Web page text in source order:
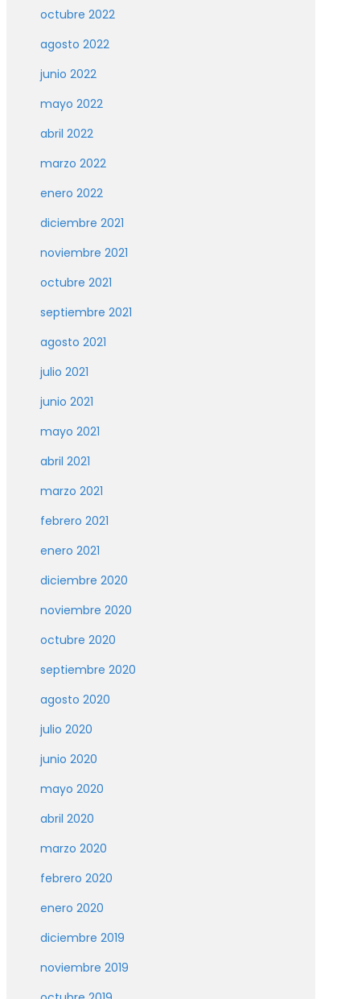
octubre 2022
agosto 2022
junio 2022
mayo 2022
abril 2022
marzo 2022
enero 2022
diciembre 2021
noviembre 2021
octubre 2021
septiembre 2021
agosto 2021
julio 2021
junio 2021
mayo 2021
abril 2021
marzo 2021
febrero 2021
enero 2021
diciembre 2020
noviembre 2020
octubre 2020
septiembre 2020
agosto 2020
julio 2020
junio 2020
mayo 2020
abril 2020
marzo 2020
febrero 2020
enero 2020
diciembre 2019
noviembre 2019